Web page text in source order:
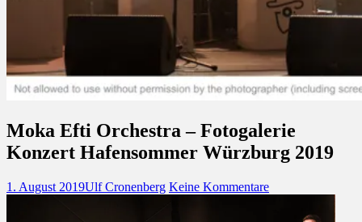
Moka Efti Orchestra – Fotogalerie
Konzert Hafensommer Würzburg 2019
Veröffentlicht
1. August 2019Autor
Ulf Cronenberg Keine Kommentarezu